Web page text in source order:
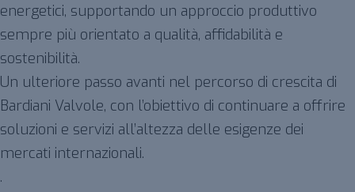
energetici, supportando un approccio produttivo
sempre più orientato a qualità, affidabilità e
sostenibilità.
Un ulteriore passo avanti nel percorso di crescita di
Bardiani Valvole, con l’obiettivo di continuare a offrire
soluzioni e servizi all’altezza delle esigenze dei
mercati internazionali.
.